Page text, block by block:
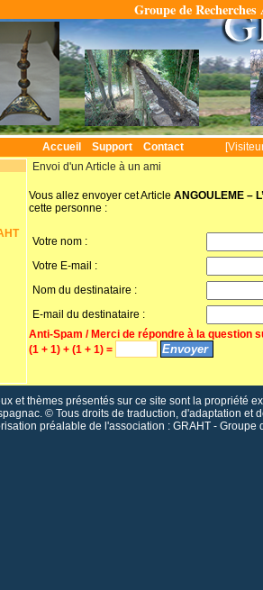
Groupe de
Accueil Support Contact
Envoi d'un Article à un ami
Vous allez envoyer cet Article ANGOULEME –
cette personne :
Votre nom :
Votre E-mail :
Nom du destinataire :
E-mail du destinataire :
Anti-Spam / Merci de répondre à la question
(1 + 1) + (1 + 1) =
et thèmes présentés sur ce site sont la propriété
© Tous droits de traduction, d'adaptation et
préalable de l'association : GRAHT -